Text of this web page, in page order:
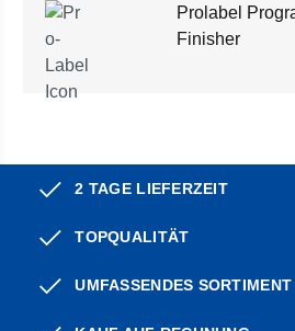
Prolabel
Finisher
2 TAGE LIEFERZEIT
TOPQUALITÄT
UMFASSENDES SORTIMENT